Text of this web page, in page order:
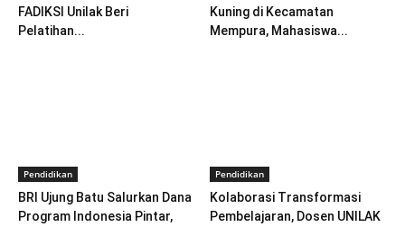
FADIKSI Unilak Beri
Pelatihan...
Kuning di Kecamatan
Mempura, Mahasiswa...
Pendidikan
BRI Ujung Batu Salurkan Dana
Program Indonesia Pintar,
Pendidikan
Kolaborasi Transformasi
Pembelajaran, Dosen UNILAK